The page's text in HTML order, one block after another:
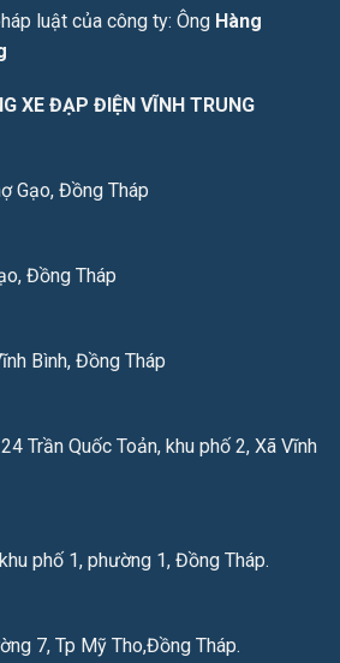
luật của công ty: Ông Hàng
XE ĐẠP ĐIỆN VĨNH TRUNG
Gạo, Đồng Tháp
Đồng Tháp
Bình, Đồng Tháp
Trần Quốc Toản, khu phố 2, Xã Vĩnh
phố 1, phường 1, Đồng Tháp.
7, Tp Mỹ Tho,Đồng Tháp.